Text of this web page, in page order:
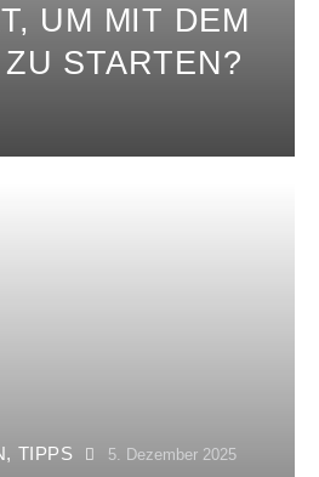
UM MIT DEM
STARTEN?
, TIPPS 5. Dezember 2025